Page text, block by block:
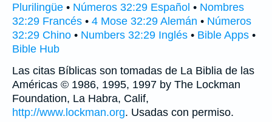
Plurilingüe • Números 32:29 Español • Nombres
32:29 Francés • 4 Mose 32:29 Alemán • Números
32:29 Chino • Numbers 32:29 Inglés • Bible Apps •
Bible Hub
Las citas Bíblicas son tomadas de La Biblia de las
Américas © 1986, 1995, 1997 by The Lockman
Foundation, La Habra, Calif,
http://www.lockman.org. Usadas con permiso.